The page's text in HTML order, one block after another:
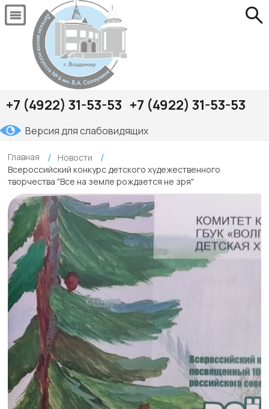
+7 (4922) 31-53-53 +7 (4922) 31-53-53
Версия для слабовидящих
Главная
Новости
Всероссийский конкурс детского худежественного
творчества "Все на земле рождается не зря"